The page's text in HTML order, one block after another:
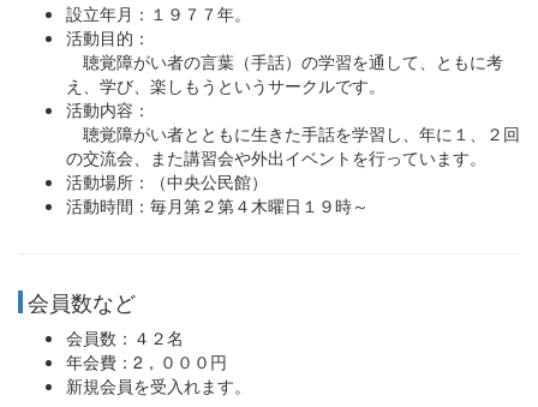
設立年月：１９７７年。
活動目的：
聴覚障がい者の言葉（手話）の学習を通して、ともに考
え、学び、楽しもうというサークルです。
活動内容：
聴覚障がい者とともに生きた手話を学習し、年に１、２回
の交流会、また講習会や外出イベントを行っています。
活動場所：（中央公民館）
活動時間：毎月第２第４木曜日１９時～
会員数など
会員数：４２名
年会費：2，０００円
新規会員を受入れます。